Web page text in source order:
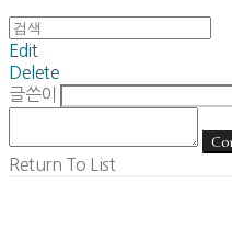
Edit
Delete
글쓴이
Return To List